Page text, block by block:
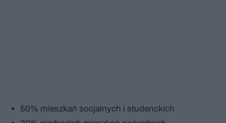
50% mieszkań socjalnych i studenckich